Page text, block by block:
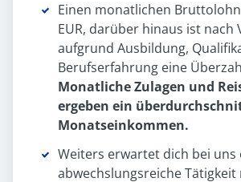
Einen monatlichen
EUR, darüber hinaus ist nach
aufgrund Ausbildung,
Berufserfahrung eine
Monatliche Zulagen und
ergeben ein
Monatseinkommen.
Weiters erwartet dich bei uns
abwechslungsreiche Tätigkeit